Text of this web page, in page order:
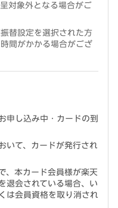
対象外となる場合がご
替設定を選択された方
間がかかる場合がござ
申し込み中・カードの到
いて、カードが発行され
、本カード会員様が楽天
退会されている場合、い
は会員資格を取り消され